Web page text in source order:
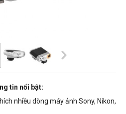
tin nổi bật:
nhiều dòng máy ảnh Sony, Nikon,